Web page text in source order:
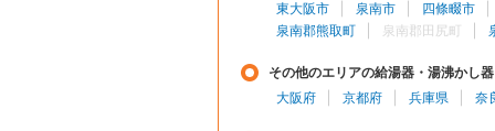
東大阪市
泉南市
四條畷市
泉南郡熊取町
泉南郡田尻町
その他のエリアの給湯器・湯沸かし
大阪府
京都府 兵庫県 奈